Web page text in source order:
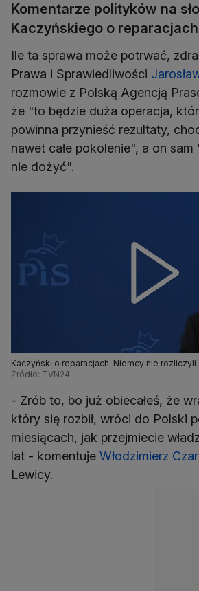
Komentarze polityków na
Kaczyńskiego o reparacjach
Ile ta sprawa może potrwać,
Prawa i Sprawiedliwości
rozmowie z Polską Agencją
że "to będzie duża operacja,
powinna przynieść rezultaty,
nawet całe pokolenie", a on sam
nie dożyć".
Kaczyński o reparacjach: Niemcy nie rozliczyli
z II wojny światowej
Źródło: TVN24
- Zrób to, bo już obiecałeś, że
który się rozbił, wróci do Polski
miesiącach, jak przejmiecie
lat - komentuje Włodzimierz
Lewicy.